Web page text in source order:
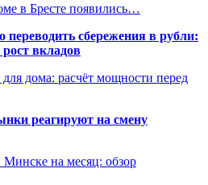
в Бресте появились…
переводить сбережения в рубли:
вкладов
дома: расчёт мощности перед
реагируют на смену
Минске на месяц: обзор